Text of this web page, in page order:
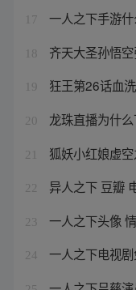
17 一人之下手游
18 齐天大圣孙悟
19 狂王第26话血
20 龙珠直播为什
21 狐妖小红娘虚
22 异人之下 豆瓣
23 一人之下头像
24 一人之下电视